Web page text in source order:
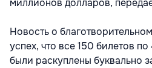
миллионов долларов,
Новость о
успех, что все 150 билетов
были раскуплены буквально